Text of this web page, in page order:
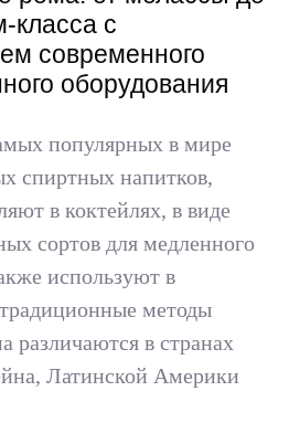
класса с
современного
оборудования
популярных в мире
спиртных напитков,
в коктейлях, в виде
сортов для медленного
используют в
методы
различаются в странах
Латинской Америки